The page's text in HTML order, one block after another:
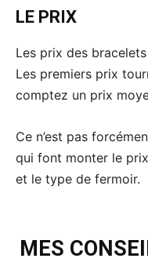
LE PRIX
Les prix des
Les premiers prix
comptez un prix
Ce n’est pas
qui font monter le
et le type de fermoir.
MES